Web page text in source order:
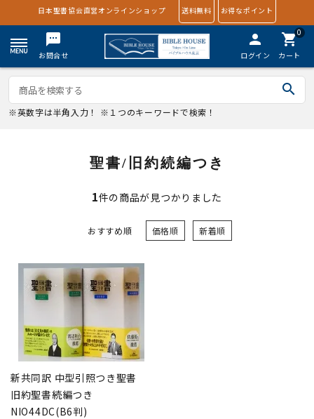
日本聖書協会直営オンラインショップ 送料無料 お得なポイント
textsms
お問合せ
person
ログイン
0
shopping_cart
カート
search
※英数字は半角入力！ ※１つのキーワードで検索！
聖書/旧約続編つき
1件の商品が見つかりました
おすすめ順 価格順 新着順
新共同訳 中型引照つき聖書
旧約聖書続編つき
NIO44DC(B6判)